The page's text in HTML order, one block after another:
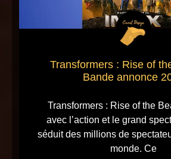
Transformers : Rise of
Bande annonce
Transformers : Rise of the
avec l’action et le grand
séduit des millions de
monde. Ce